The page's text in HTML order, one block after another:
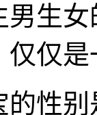
生
仅
别